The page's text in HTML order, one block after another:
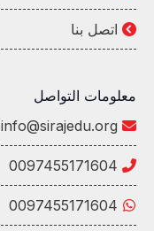
اتصل بنا
معلومات التواصل
info@sirajedu.org
0097455171604
0097455171604